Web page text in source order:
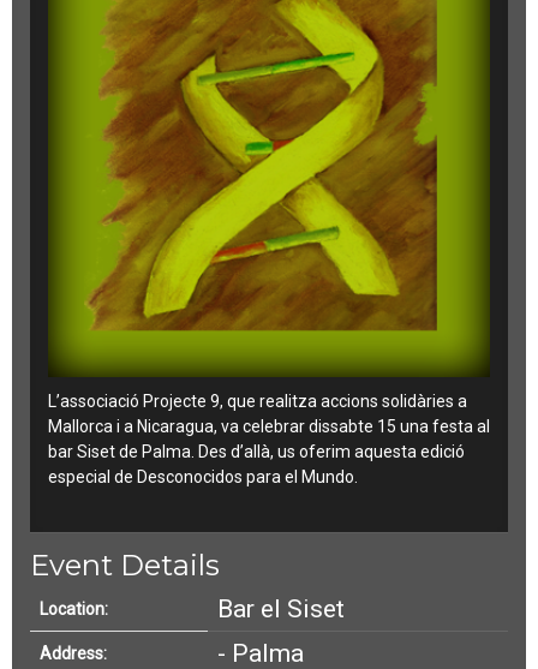
L’associació Projecte 9, que realitza accions solidàries a
Mallorca i a Nicaragua, va celebrar dissabte 15 una festa al
bar Siset de Palma. Des d’allà, us oferim aquesta edició
especial de Desconocidos para el Mundo.
Event Details
Location: Bar el Siset
Address: - Palma